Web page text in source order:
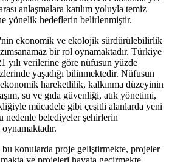
anlaşmalara katılım yoluyla temiz
yönelik hedeflerin belirlenmiştir.
ekonomik ve ekolojik sürdürülebilirlik
bir rol oynamaktadır. Türkiye
yılı verilerine göre nüfusun yüzde
yaşadığı bilinmektedir. Nüfusun
hareketlilik, kalkınma düzeyinin
su ve gıda güvenliği, atık yönetimi,
mücadele gibi çeşitli alanlarda yeni
nedenle belediyeler şehirlerin
konularda proje geliştirmekte, projeler
ve projeleri hayata geçirmekte